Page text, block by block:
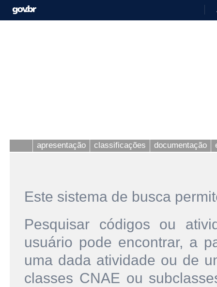
apresentação classificações documentação
Este sistema de busca
Pesquisar códigos ou
usuário pode encontrar, a
uma dada atividade ou de
classes CNAE ou